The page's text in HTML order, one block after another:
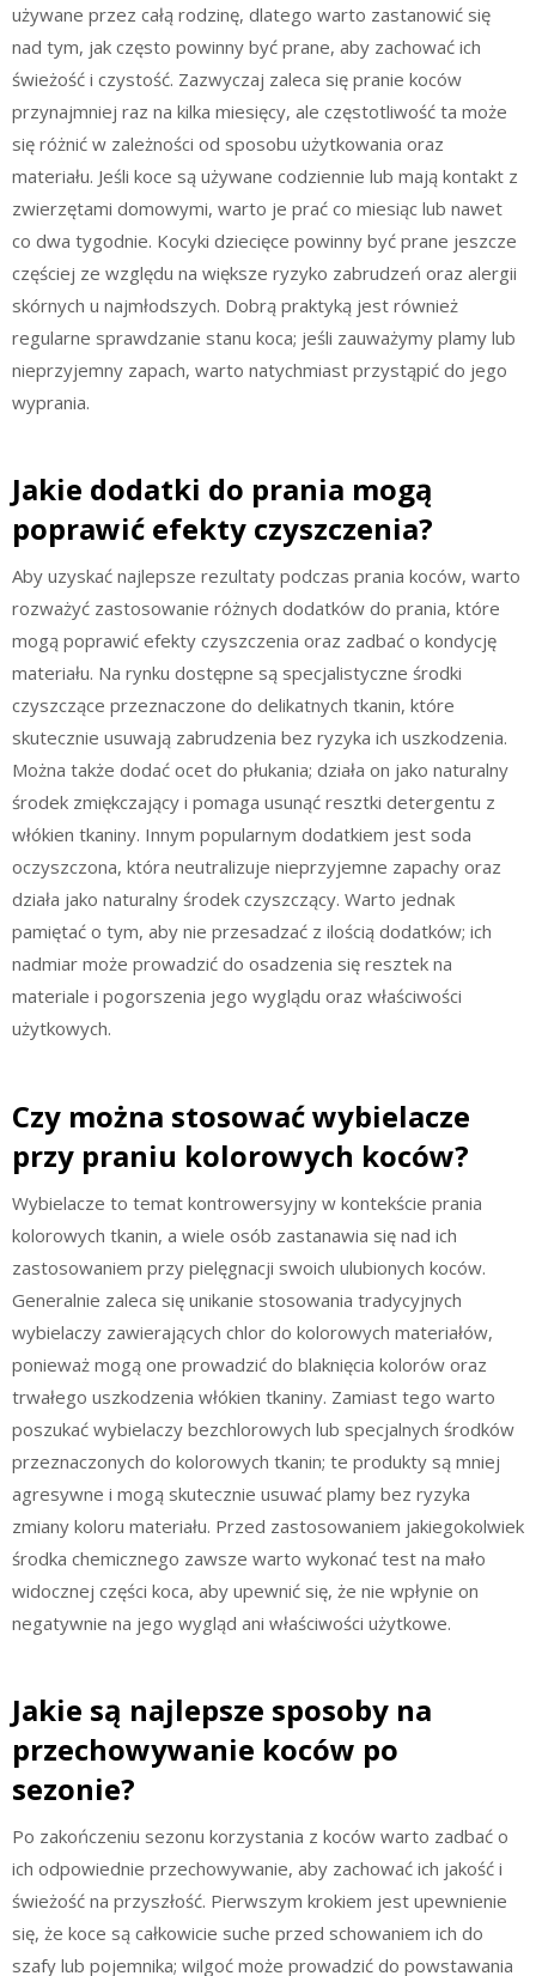
używane przez całą rodzinę, dlatego warto zastanowić się
nad tym, jak często powinny być prane, aby zachować ich
świeżość i czystość. Zazwyczaj zaleca się pranie koców
przynajmniej raz na kilka miesięcy, ale częstotliwość ta może
się różnić w zależności od sposobu użytkowania oraz
materiału. Jeśli koce są używane codziennie lub mają kontakt z
zwierzętami domowymi, warto je prać co miesiąc lub nawet
co dwa tygodnie. Kocyki dziecięce powinny być prane jeszcze
częściej ze względu na większe ryzyko zabrudzeń oraz alergii
skórnych u najmłodszych. Dobrą praktyką jest również
regularne sprawdzanie stanu koca; jeśli zauważymy plamy lub
nieprzyjemny zapach, warto natychmiast przystąpić do jego
wyprania.
Jakie dodatki do prania mogą
poprawić efekty czyszczenia?
Aby uzyskać najlepsze rezultaty podczas prania koców, warto
rozważyć zastosowanie różnych dodatków do prania, które
mogą poprawić efekty czyszczenia oraz zadbać o kondycję
materiału. Na rynku dostępne są specjalistyczne środki
czyszczące przeznaczone do delikatnych tkanin, które
skutecznie usuwają zabrudzenia bez ryzyka ich uszkodzenia.
Można także dodać ocet do płukania; działa on jako naturalny
środek zmiękczający i pomaga usunąć resztki detergentu z
włókien tkaniny. Innym popularnym dodatkiem jest soda
oczyszczona, która neutralizuje nieprzyjemne zapachy oraz
działa jako naturalny środek czyszczący. Warto jednak
pamiętać o tym, aby nie przesadzać z ilością dodatków; ich
nadmiar może prowadzić do osadzenia się resztek na
materiale i pogorszenia jego wyglądu oraz właściwości
użytkowych.
Czy można stosować wybielacze
przy praniu kolorowych koców?
Wybielacze to temat kontrowersyjny w kontekście prania
kolorowych tkanin, a wiele osób zastanawia się nad ich
zastosowaniem przy pielęgnacji swoich ulubionych koców.
Generalnie zaleca się unikanie stosowania tradycyjnych
wybielaczy zawierających chlor do kolorowych materiałów,
ponieważ mogą one prowadzić do blaknięcia kolorów oraz
trwałego uszkodzenia włókien tkaniny. Zamiast tego warto
poszukać wybielaczy bezchlorowych lub specjalnych środków
przeznaczonych do kolorowych tkanin; te produkty są mniej
agresywne i mogą skutecznie usuwać plamy bez ryzyka
zmiany koloru materiału. Przed zastosowaniem jakiegokolwiek
środka chemicznego zawsze warto wykonać test na mało
widocznej części koca, aby upewnić się, że nie wpłynie on
negatywnie na jego wygląd ani właściwości użytkowe.
Jakie są najlepsze sposoby na
przechowywanie koców po
sezonie?
Po zakończeniu sezonu korzystania z koców warto zadbać o
ich odpowiednie przechowywanie, aby zachować ich jakość i
świeżość na przyszłość. Pierwszym krokiem jest upewnienie
się, że koce są całkowicie suche przed schowaniem ich do
szafy lub pojemnika; wilgoć może prowadzić do powstawania